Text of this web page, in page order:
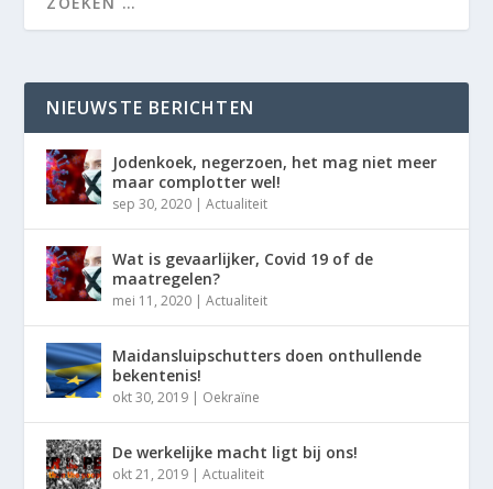
NIEUWSTE BERICHTEN
Jodenkoek, negerzoen, het mag niet meer
maar complotter wel!
sep 30, 2020 |Actualiteit
Wat is gevaarlijker, Covid 19 of de
maatregelen?
mei 11, 2020 |Actualiteit
Maidansluipschutters doen onthullende
bekentenis!
okt 30, 2019 | Oekraïne
De werkelijke macht ligt bij ons!
okt 21, 2019 |Actualiteit